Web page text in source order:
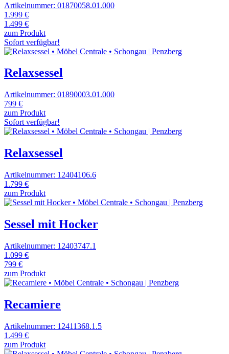
Artikelnummer: 01870058.01.000
1.999 €
1.499 €
zum Produkt
Sofort verfügbar!
Relaxsessel
Artikelnummer: 01890003.01.000
799 €
zum Produkt
Sofort verfügbar!
Relaxsessel
Artikelnummer: 12404106.6
1.799 €
zum Produkt
Sessel mit Hocker
Artikelnummer: 12403747.1
1.099 €
799 €
zum Produkt
Recamiere
Artikelnummer: 12411368.1.5
1.499 €
zum Produkt